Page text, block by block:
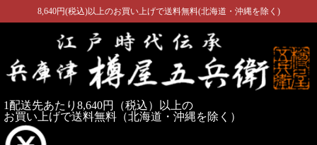
8,640円(税込)以上のお買い上げで送料無料(北海道・沖縄を除く)
1配送先あたり8,640円（税込）以上の
お買い上げで送料無料 （北海道・沖縄を除く）